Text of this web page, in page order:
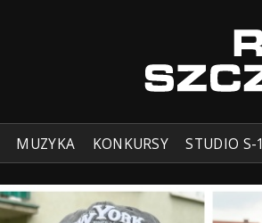
MUZYKA KONKURSY STUDIO S-1